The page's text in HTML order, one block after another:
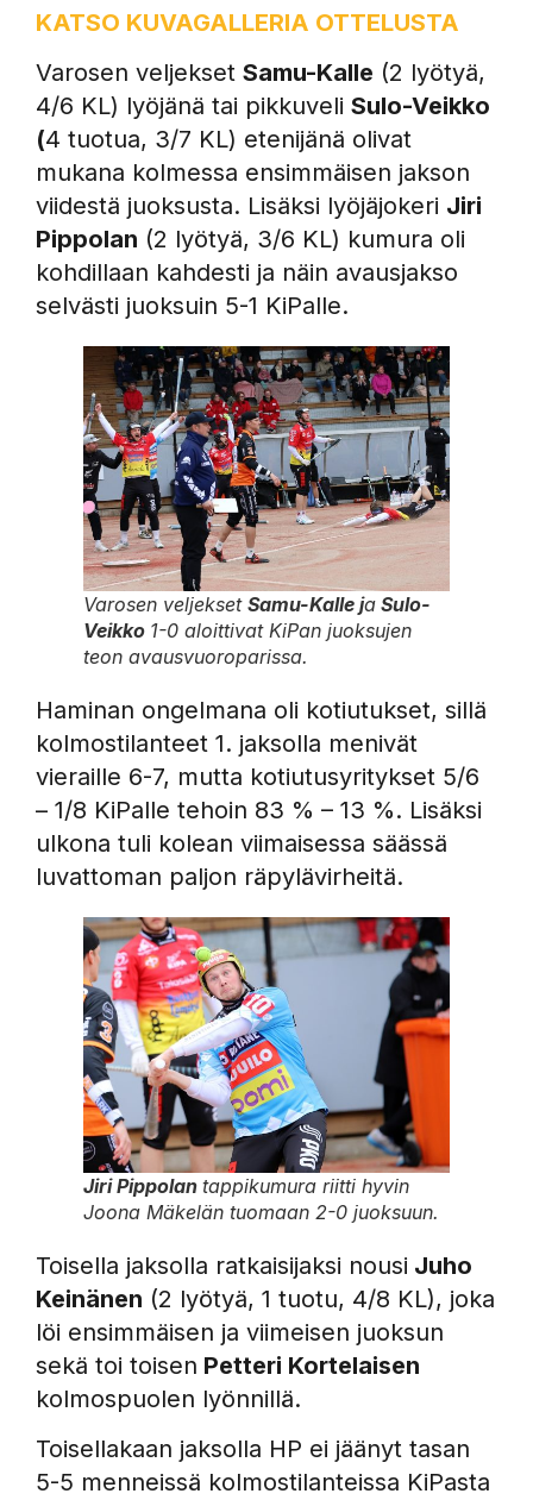
KATSO KUVAGALLERIA OTTELUSTA
Varosen veljekset Samu-Kalle (2 lyötyä,
4/6 KL) lyöjänä tai pikkuveli Sulo-Veikko
(4 tuotua, 3/7 KL) etenijänä olivat
mukana kolmessa ensimmäisen jakson
viidestä juoksusta. Lisäksi lyöjäjokeri Jiri
Pippolan (2 lyötyä, 3/6 KL) kumura oli
kohdillaan kahdesti ja näin avausjakso
selvästi juoksuin 5-1 KiPalle.
Varosen veljekset Samu-Kalle ja Sulo-
Veikko 1-0 aloittivat KiPan juoksujen
teon avausvuoroparissa.
Haminan ongelmana oli kotiutukset, sillä
kolmostilanteet 1. jaksolla menivät
vieraille 6-7, mutta kotiutusyritykset 5/6
– 1/8 KiPalle tehoin 83 % – 13 %. Lisäksi
ulkona tuli kolean viimaisessa säässä
luvattoman paljon räpylävirheitä.
Jiri Pippolan tappikumura riitti hyvin
Joona Mäkelän tuomaan 2-0 juoksuun.
Toisella jaksolla ratkaisijaksi nousi Juho
Keinänen (2 lyötyä, 1 tuotu, 4/8 KL), joka
löi ensimmäisen ja viimeisen juoksun
sekä toi toisen Petteri Kortelaisen
kolmospuolen lyönnillä.
Toisellakaan jaksolla HP ei jäänyt tasan
5-5 menneissä kolmostilanteissa KiPasta